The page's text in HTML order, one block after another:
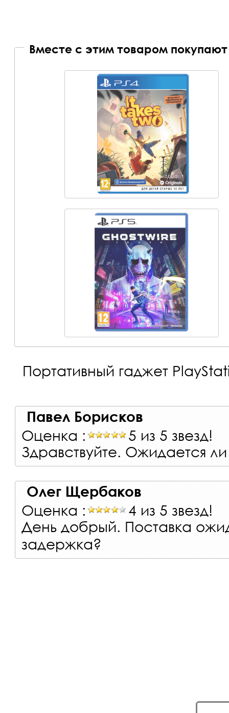
Вместе с этим товаром покупают
Портативный гаджет
Павел Борисков
Оценка :
5 из 5 звезд!
Здравствуйте. Ожидается
Олег Щербаков
Оценка :
4 из 5 звезд!
День добрый. Поставка
задержка?